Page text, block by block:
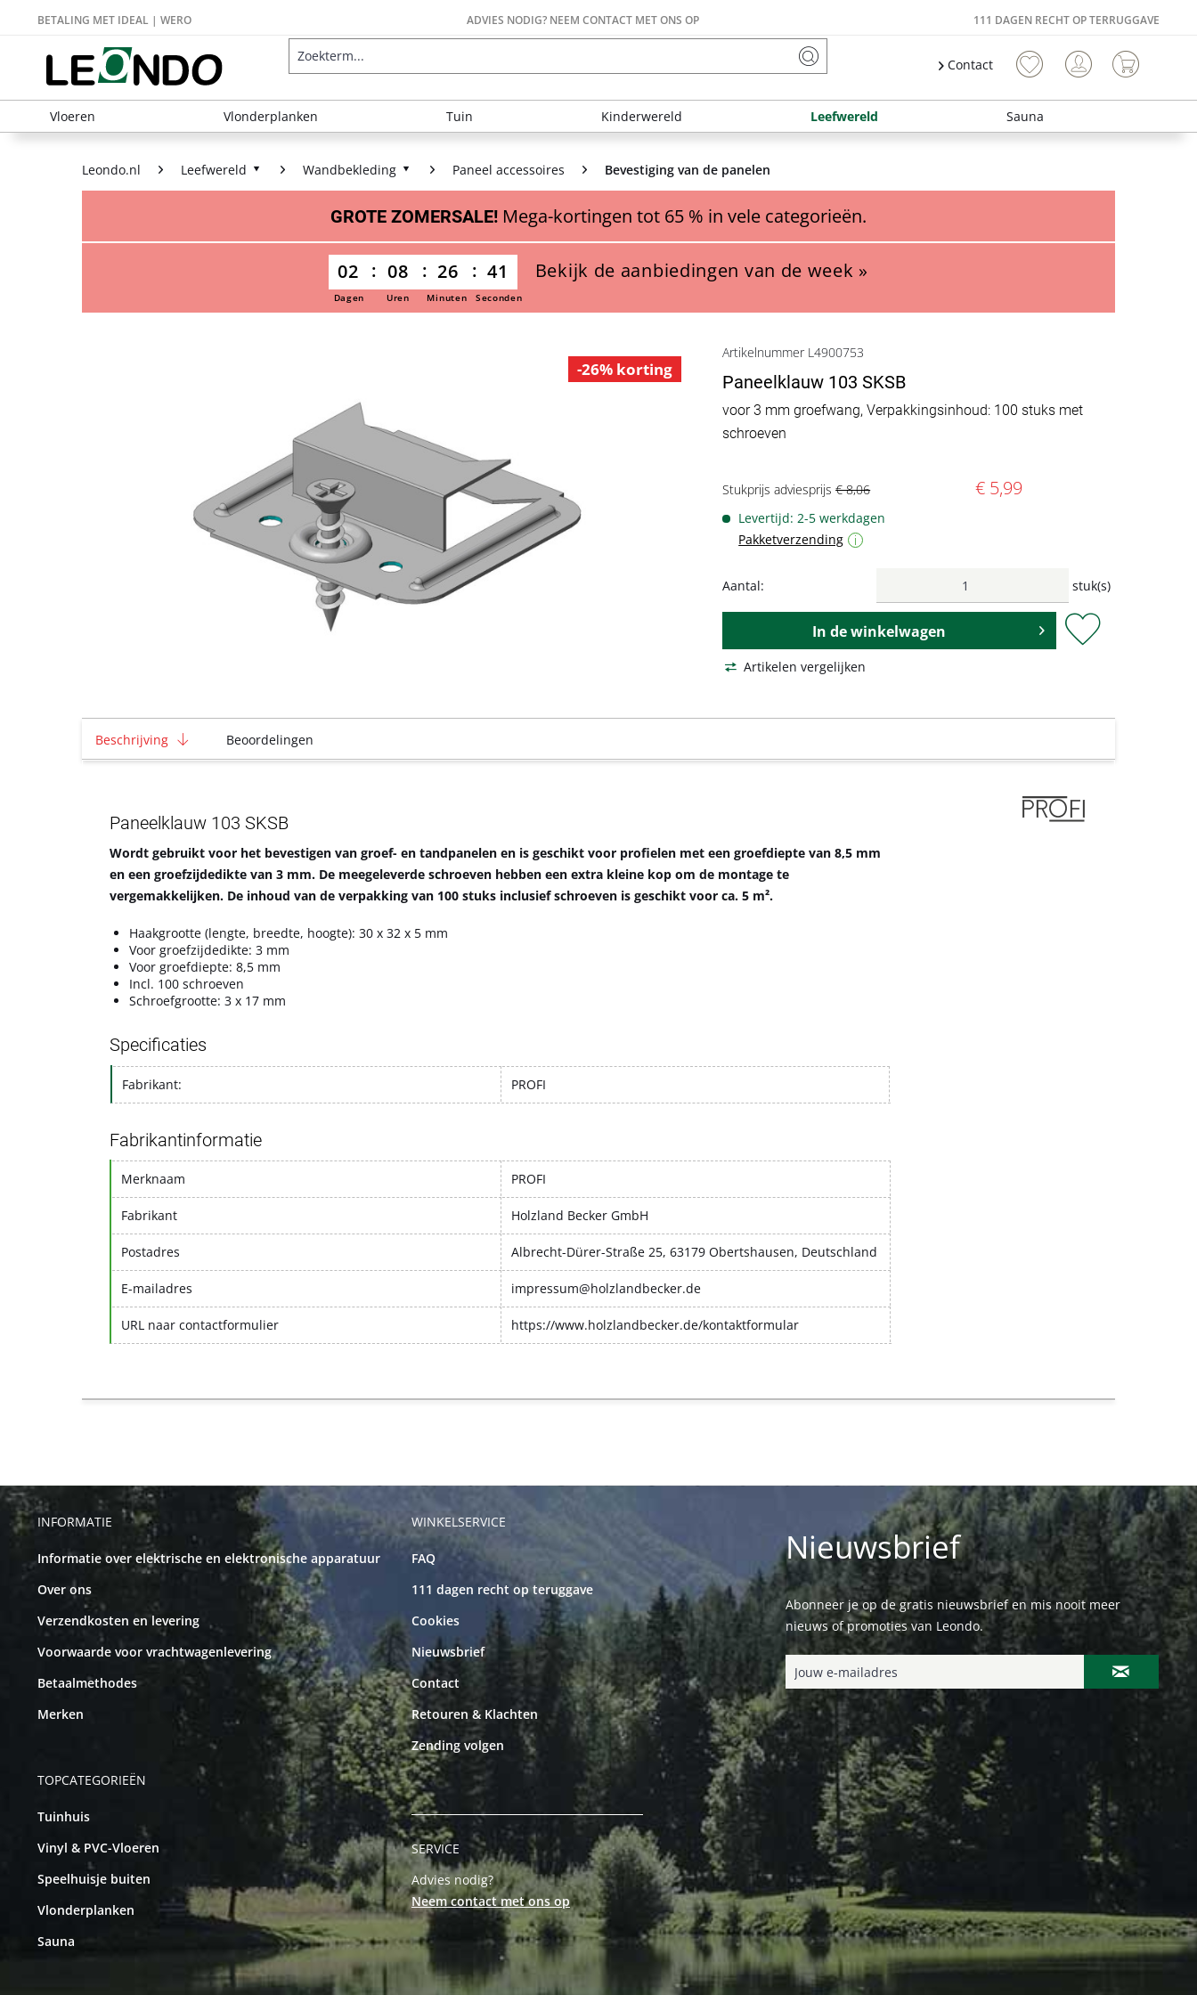
BETALING MET IDEAL | WERO ADVIES NODIG? NEEM CONTACT MET ONS OP 111 DAGEN RECHT OP TERRUGGAVE
Contact
Vloeren Vlonderplanken Tuin Kinderwereld Leefwereld Sauna
Leondo.nl Leefwereld Wandbekleding Paneel accessoires Bevestiging van de panelen
GROTE ZOMERSALE! Mega-kortingen tot 65 % in vele categorieën.
02 08 26 41
Dagen Uren Minuten Seconden
Bekijk de aanbiedingen van de week »
-26% korting
Artikelnummer L4900753
Paneelklauw 103 SKSB
voor 3 mm groefwang, Verpakkingsinhoud: 100 stuks met
schroeven
Stukprijs adviesprijs€ 8,06 € 5,99
Levertijd: 2-5 werkdagen
Pakketverzending
i
Aantal: stuk(s)
In de winkelwagen
Artikelen vergelijken
Beschrijving Beoordelingen
Paneelklauw 103 SKSB
Wordt gebruikt voor het bevestigen van groef- en tandpanelen en is geschikt voor profielen met een groefdiepte van 8,5 mm
en een groefzijdedikte van 3 mm. De meegeleverde schroeven hebben een extra kleine kop om de montage te
vergemakkelijken. De inhoud van de verpakking van 100 stuks inclusief schroeven is geschikt voor ca. 5 m².
Haakgrootte (lengte, breedte, hoogte): 30 x 32 x 5 mm
Voor groefzijdedikte: 3 mm
Voor groefdiepte: 8,5 mm
Incl. 100 schroeven
Schroefgrootte: 3 x 17 mm
Specificaties
Fabrikant: PROFI
Fabrikantinformatie
Merknaam PROFI
Fabrikant Holzland Becker GmbH
Postadres Albrecht-Dürer-Straße 25, 63179 Obertshausen, Deutschland
E-mailadres impressum@holzlandbecker.de
URL naar contactformulier https://www.holzlandbecker.de/kontaktformular
INFORMATIE
Informatie over elektrische en elektronische apparatuur
Over ons
Verzendkosten en levering
Voorwaarde voor vrachtwagenlevering
Betaalmethodes
Merken
TOPCATEGORIEËN
Tuinhuis
Vinyl & PVC-Vloeren
Speelhuisje buiten
Vlonderplanken
Sauna
WINKELSERVICE
FAQ
111 dagen recht op teruggave
Cookies
Nieuwsbrief
Contact
Retouren & Klachten
Zending volgen
SERVICE
Advies nodig?
Neem contact met ons op
Nieuwsbrief
Abonneer je op de gratis nieuwsbrief en mis nooit meer
nieuws of promoties van Leondo.